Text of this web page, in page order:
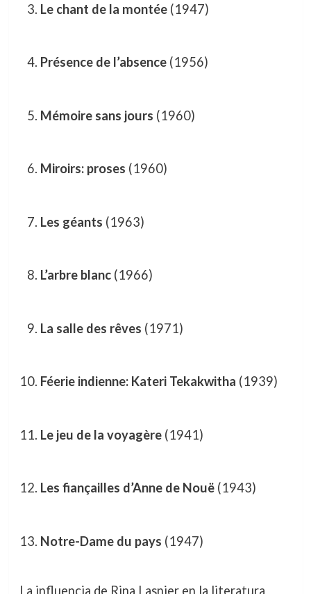
Le chant de la montée(1947)
Présence de l’absence(1956)
Mémoire sans jours (1960)
Miroirs: proses (1960)
Les géants (1963)
L’arbre blanc(1966)
La salle des rêves (1971)
Féerie indienne: Kateri Tekakwitha (1939)
Le jeu de la voyagère(1941)
Les fiançailles d’Anne de Nouë(1943)
Notre-Dame du pays (1947)
La influencia de Rina Lasnier en la literatura